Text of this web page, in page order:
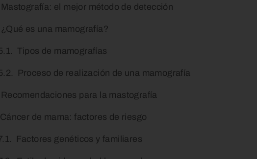
Mastografía: el mejor método de detección
¿Qué es una mamografía?
Tipos de mamografías
Proceso de realización de una mamografía
Recomendaciones para la mastografía
Cáncer de mama: factores de riesgo
Factores genéticos y familiares